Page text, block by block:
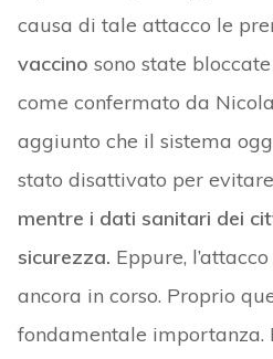
causa di tale attacco le
vaccino sono state
come confermato da
aggiunto che il sistema
stato disattivato per evitare
mentre i dati sanitari dei
sicurezza. Eppure, l’attacco
ancora in corso. Proprio
fondamentale importanza.